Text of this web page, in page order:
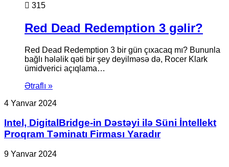
315
Red Dead Redemption 3 gəlir?
Red Dead Redemption 3 bir gün çıxacaq mı? Bununla
bağlı hələlik qəti bir şey deyilməsə də, Rocer Klark
ümidverici açıqlama…
Ətraflı »
Intel,
in
Dəstəyi
ilə
Süni
İntellekt
4 Yanvar 2024
Intel, DigitalBridge-in Dəstəyi ilə Süni İntellekt
Proqram Təminatı Firması Yaradır
Yeni
9 Yanvar 2024